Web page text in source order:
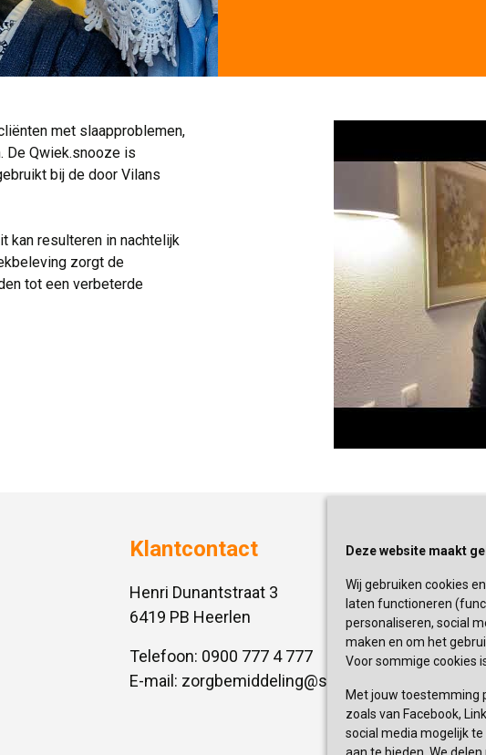
Deze website maakt
Wij gebruiken cookies
laten functioneren
personaliseren, social
maken en om het
Voor sommige cookies
Met jouw toestemming
zoals van Facebook,
social media mogelijk
met slaapproblemen,
De Qwiek.snooze is
bij de door Vilans
kan resulteren in nachtelijk
zorgt de
tot een verbeterde
Klantcontact
Henri Dunantstraat 3
6419 PB Heerlen
Telefoon: 0900 777 4 777
E-mail: zorgbemiddeling@sevagram.nl
Blijf